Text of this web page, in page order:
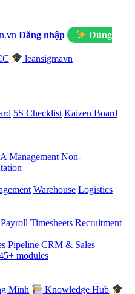
Đăng nhập
Dùng
leansigmavn
5S Checklist Kaizen Board
Management Non-
Warehouse Logistics
Payroll Timesheets Recruitment
Pipeline CRM & Sales
modules
Minh
Knowledge Hub